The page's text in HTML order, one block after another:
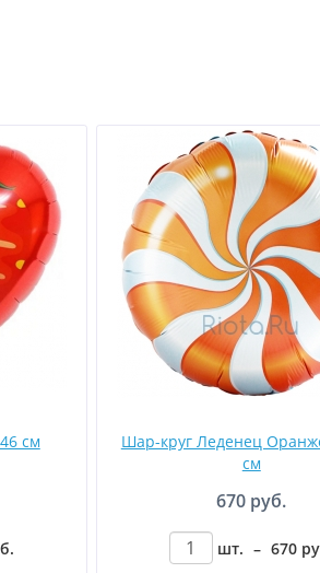
см
.
Шар-круг Леденец
см
670 руб.
шт. – 670